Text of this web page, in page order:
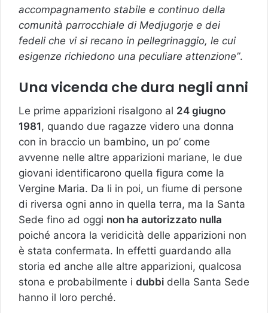
accompagnamento stabile e continuo della
comunità parrocchiale di Medjugorje e dei
fedeli che vi si recano in pellegrinaggio, le cui
esigenze richiedono una peculiare attenzione”.
Una vicenda che dura negli anni
Le prime apparizioni risalgono al 24 giugno
1981, quando due ragazze videro una donna
con in braccio un bambino, un po’ come
avvenne nelle altre apparizioni mariane, le due
giovani identificarono quella figura come la
Vergine Maria. Da li in poi, un fiume di persone
di riversa ogni anno in quella terra, ma la Santa
Sede fino ad oggi non ha autorizzato nulla
poiché ancora la veridicità delle apparizioni non
è stata confermata. In effetti guardando alla
storia ed anche alle altre apparizioni, qualcosa
stona e probabilmente i dubbi della Santa Sede
hanno il loro perché.